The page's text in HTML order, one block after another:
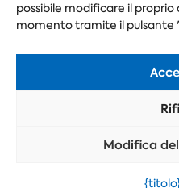
possibile modificare il proprio
momento tramite il pulsante
Modifica